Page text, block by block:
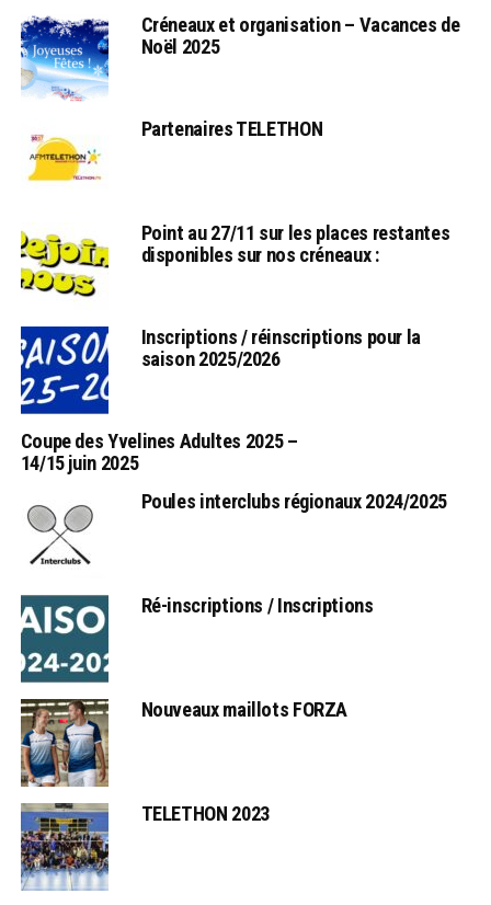
Créneaux et organisation – Vacances de
Noël 2025
Partenaires TELETHON
Point au 27/11 sur les places restantes
disponibles sur nos créneaux :
Inscriptions / réinscriptions pour la
saison 2025/2026
Coupe des Yvelines Adultes 2025 –
14/15 juin 2025
Poules interclubs régionaux 2024/2025
Ré-inscriptions / Inscriptions
Nouveaux maillots FORZA
TELETHON 2023